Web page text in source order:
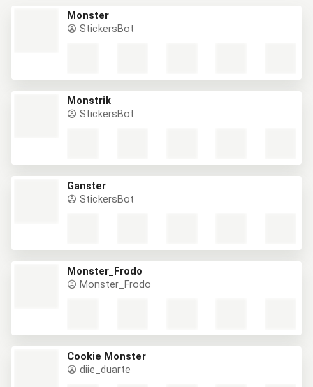
Monster
StickersBot
Monstrik
StickersBot
Ganster
StickersBot
Monster_Frodo
Monster_Frodo
Cookie Monster
diie_duarte